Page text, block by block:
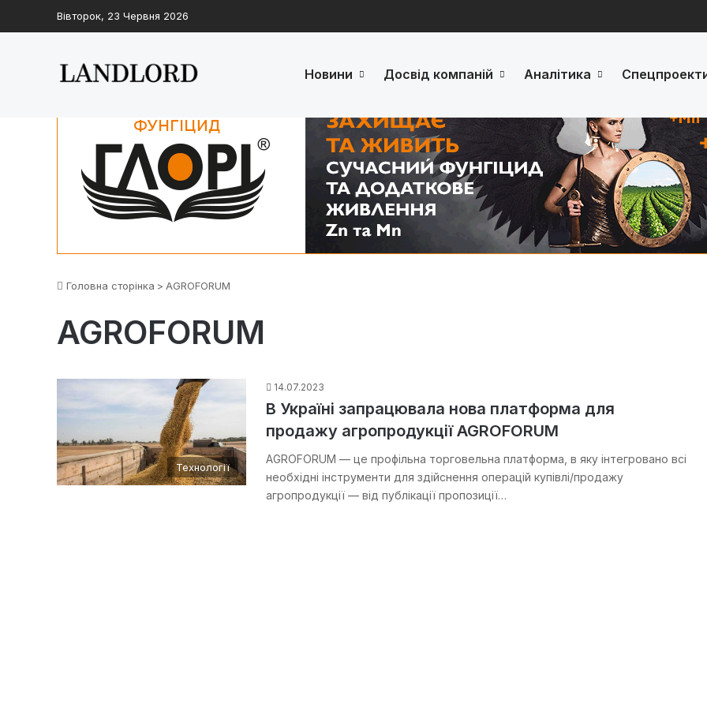
Вівторок, 23 Червня 2026
Новини Досвід компаній Аналітика
Головна сторінка > AGROFORUM
AGROFORUM
Технології
14.07.2023
В Україні запрацювала нова платформа для
продажу агропродукції AGROFORUM
AGROFORUM — це профільна торговельна платформа, в яку інтегровано всі
необхідні інструменти для здійснення операцій купівлі/продажу
агропродукції — від публікації пропозиції…